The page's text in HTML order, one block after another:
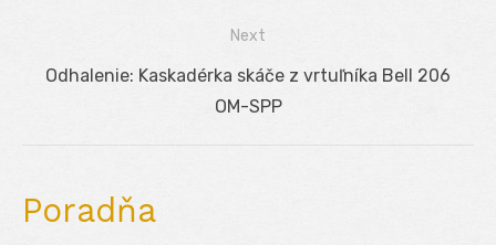
Next
Next
Odhalenie: Kaskadérka skáče z vrtuľníka Bell 206
OM-SPP
Poradňa